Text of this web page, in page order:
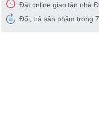
Đặt online giao tận nhà
Đổi, trả sản phẩm trong